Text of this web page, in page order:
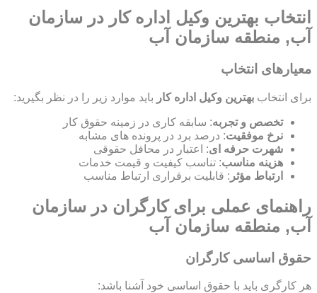
انتخاب بهترین وکیل اداره کار در سازمان
آب, منطقه سازمان آب
معیارهای انتخاب
برای انتخاب بهترین وکیل اداره کار باید موارد زیر را در نظر بگیرید:
تخصص و تجربه: سابقه کاری در زمینه حقوق کار
نرخ موفقیت: درصد برد در پرونده های مشابه
شهرت حرفه ای: اعتبار در محافل حقوقی
هزینه مناسب: تناسب کیفیت و قیمت خدمات
ارتباط مؤثر : قابلیت برقراری ارتباط مناسب
راهنمای عملی برای کارگران در سازمان
آب, منطقه سازمان آب
حقوق اساسی کارگران
هر کارگری باید با حقوق اساسی خود آشنا باشد: